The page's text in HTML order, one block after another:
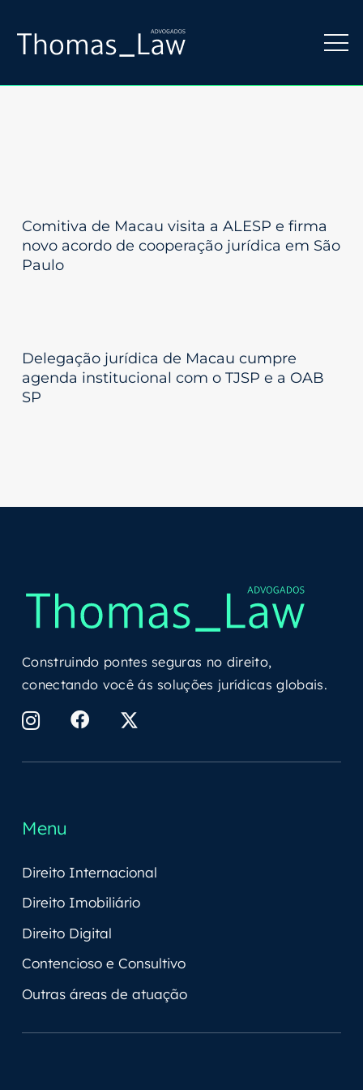
Comitiva de Macau visita a ALESP e firma
novo acordo de cooperação jurídica em São
Paulo
Delegação jurídica de Macau cumpre
agenda institucional com o TJSP e a OAB
SP
Construindo pontes seguras no direito,
conectando você ás soluções jurídicas globais.
Menu
Direito Internacional
Direito Imobiliário
Direito Digital
Contencioso e Consultivo
Outras áreas de atuação